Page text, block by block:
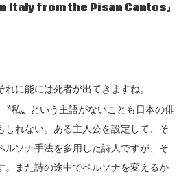
in Italy from the Pisan Cantos』
に能には死者が出てきますね。
私〟という主語がないことも日本の俳
しれない。ある主人公を設定して、そ
ルソナ手法を多用した詩人ですが、そ
。また詩の途中でペルソナを変えるか